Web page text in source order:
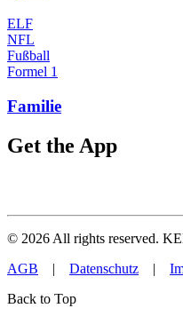
ELF
NFL
Fußball
Formel 1
Familie
Get the App
© 2026 All rights reserved.
AGB | Datenschutz |
Back to Top